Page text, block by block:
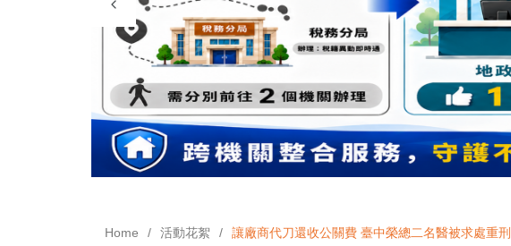
Home 活動花絮 讓廠商代刀還收公關費 臺中榮總二名醫被求處重刑